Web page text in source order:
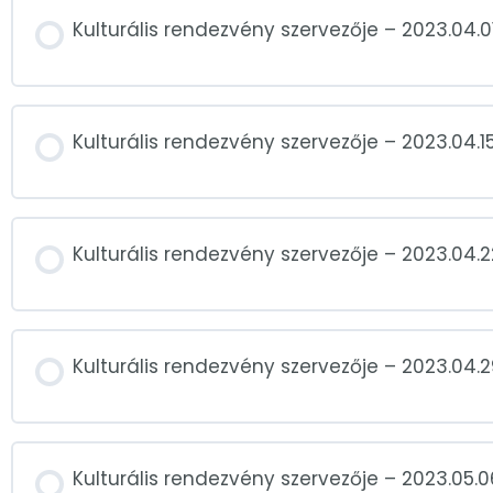
Kulturális rendezvény szervezője –
Kulturális rendezvény szervezője –
Kulturális rendezvény szervezője –
Kulturális rendezvény szervezője –
Kulturális rendezvény szervezője –